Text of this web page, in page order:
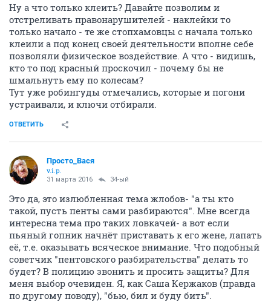
Ну а что только клеить? Давайте позволим и
отстреливать правонарушителей - наклейки то
только начало - те же стопхамовцы с начала только
клеили а под конец своей деятельности вполне себе
позволяли физическое воздействие. А что - видишь,
кто то под красный проскочил - почему бы не
шмальнуть ему по колесам?
Тут уже робингуды отмечались, которые и погони
устраивали, и ключи отбирали.
ОТВЕТИТЬ
Просто_Вася
v.i.p.
31 марта 2016 34-ый
Это да, это излюбленная тема жлобов- "а ты кто
такой, пусть пенты сами разбираются". Мне всегда
интересна тема про таких ловкачей- а вот если
пьяный гопник начнёт приставать к его жене, лапать
её, т.е. оказывать всяческое внимание. Что подобный
советчик "пентовского разбирательства" делать то
будет? В полицию звонить и просить защиты? Для
меня выбор очевиден. Я, как Саша Кержаков (правда
по другому поводу), "бью, бил и буду бить".